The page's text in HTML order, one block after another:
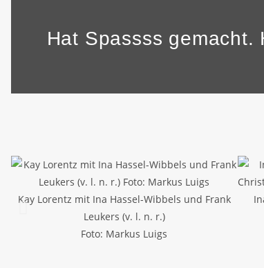
Hat Spassss
Kay Lorentz mit Ina Hassel-Wibbels und Frank
Leukers (v. l. n. r.)
Foto: Markus Luigs